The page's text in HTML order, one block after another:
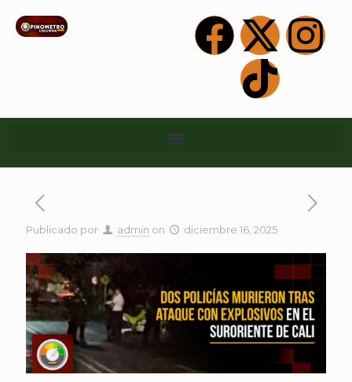
Publicado por admin on diciembre 16, 2025